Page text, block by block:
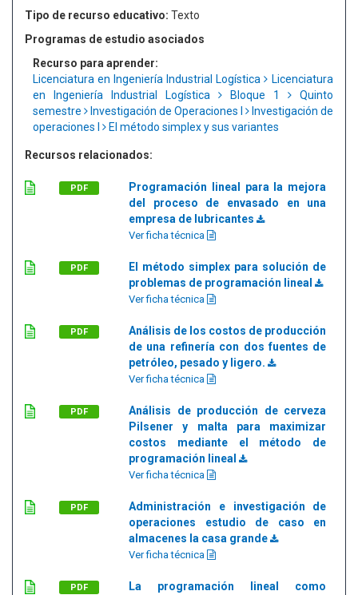
Tipo de recurso educativo: Texto
Programas de estudio asociados
Recurso para aprender:
Licenciatura en Ingeniería Industrial Logística
Licenciatura
en Ingeniería Industrial Logística
Bloque 1
Quinto
semestre
Investigación de Operaciones I
Investigación de
operaciones I
El método simplex y sus variantes
Recursos relacionados:
PDF
Programación lineal para la mejora
del proceso de envasado en una
empresa de lubricantes
Ver ficha técnica
PDF
El método simplex para solución de
problemas de programación lineal
Ver ficha técnica
PDF
Análisis de los costos de producción
de una refinería con dos fuentes de
petróleo, pesado y ligero.
Ver ficha técnica
PDF
Análisis de producción de cerveza
Pilsener y malta para maximizar
costos mediante el método de
programación lineal
Ver ficha técnica
PDF
Administración e investigación de
operaciones estudio de caso en
almacenes la casa grande
Ver ficha técnica
PDF
La programación lineal como